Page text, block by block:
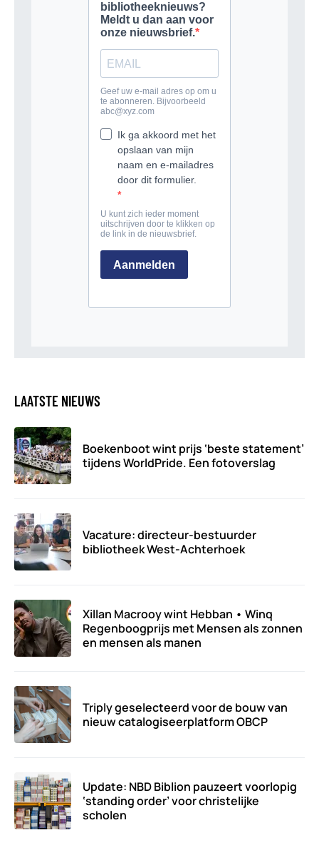
LAATSTE NIEUWS
Boekenboot wint prijs ‘beste statement’
tijdens WorldPride. Een fotoverslag
Vacature: directeur-bestuurder
bibliotheek West-Achterhoek
Xillan Macrooy wint Hebban • Winq
Regenboogprijs met Mensen als zonnen
en mensen als manen
Triply geselecteerd voor de bouw van
nieuw catalogiseerplatform OBCP
Update: NBD Biblion pauzeert voorlopig
‘standing order’ voor christelijke
scholen